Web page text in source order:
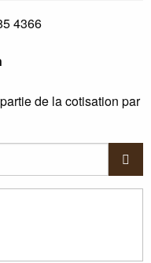
4366
de la cotisation par